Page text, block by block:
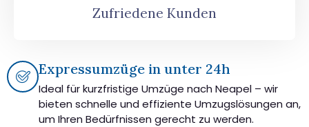
Zufriedene Kunden
Expressumzüge in unter 24h
Ideal für kurzfristige Umzüge nach Neapel – wir
bieten schnelle und effiziente Umzugslösungen an,
um Ihren Bedürfnissen gerecht zu werden.